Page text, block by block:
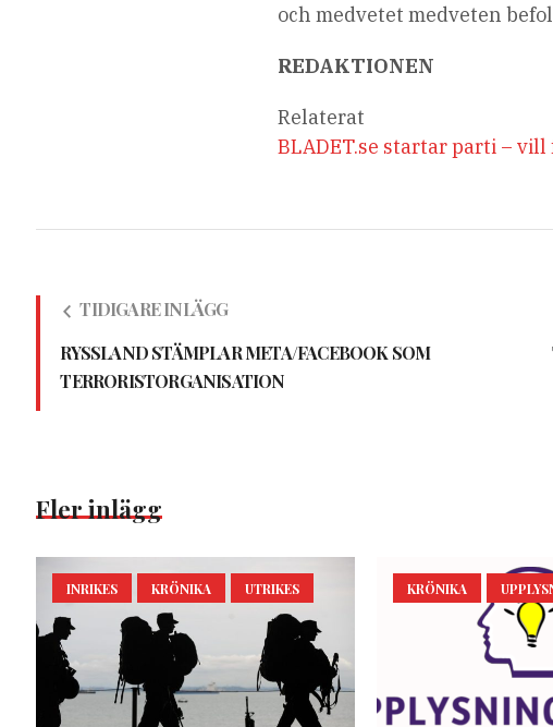
och medvetet medveten
REDAKTIONEN
Relaterat
BLADET.se startar parti –
TIDIGARE INLÄGG
RYSSLAND STÄMPLAR META/FACEBOOK SOM
TERRORISTORGANISATION
Fler inlägg
INRIKES KRÖNIKA UTRIKES KRÖNIKA